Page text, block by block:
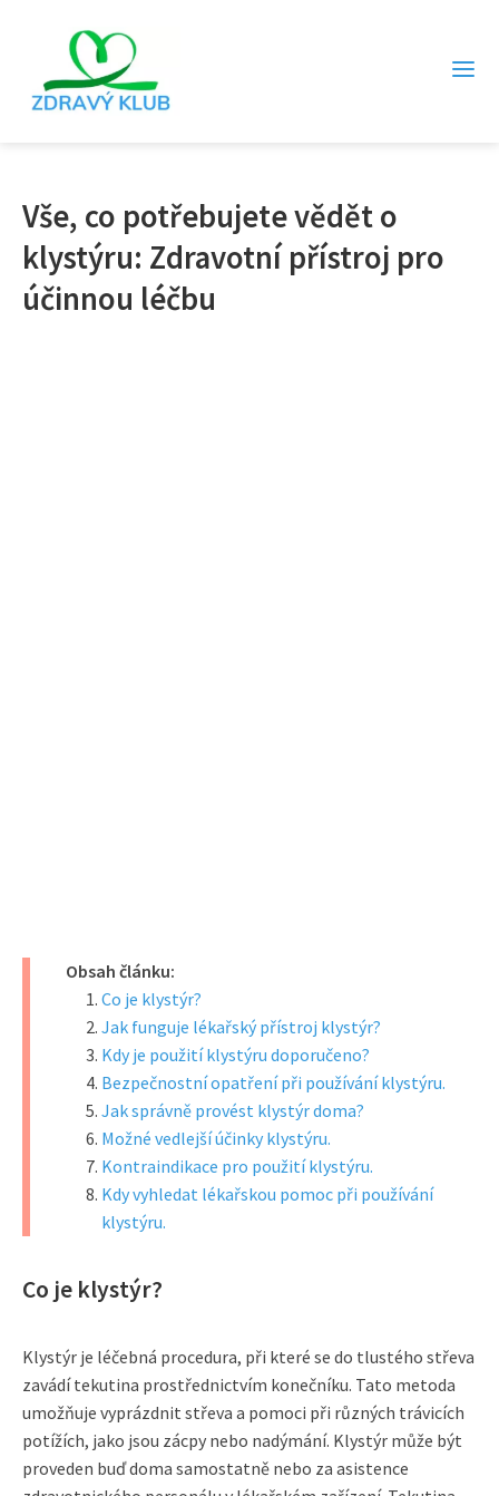
Vše, co potřebujete vědět o
klystýru: Zdravotní přístroj pro
účinnou léčbu
Obsah článku:
Co je klystýr?
Jak funguje lékařský přístroj klystýr?
Kdy je použití klystýru doporučeno?
Bezpečnostní opatření při používání klystýru.
Jak správně provést klystýr doma?
Možné vedlejší účinky klystýru.
Kontraindikace pro použití klystýru.
Kdy vyhledat lékařskou pomoc při používání
klystýru.
Co je klystýr?
Klystýr je léčebná procedura, při které se do tlustého střeva
zavádí tekutina prostřednictvím konečníku. Tato metoda
umožňuje vyprázdnit střeva a pomoci při různých trávicích
potížích, jako jsou zácpy nebo nadýmání. Klystýr může být
proveden buď doma samostatně nebo za asistence